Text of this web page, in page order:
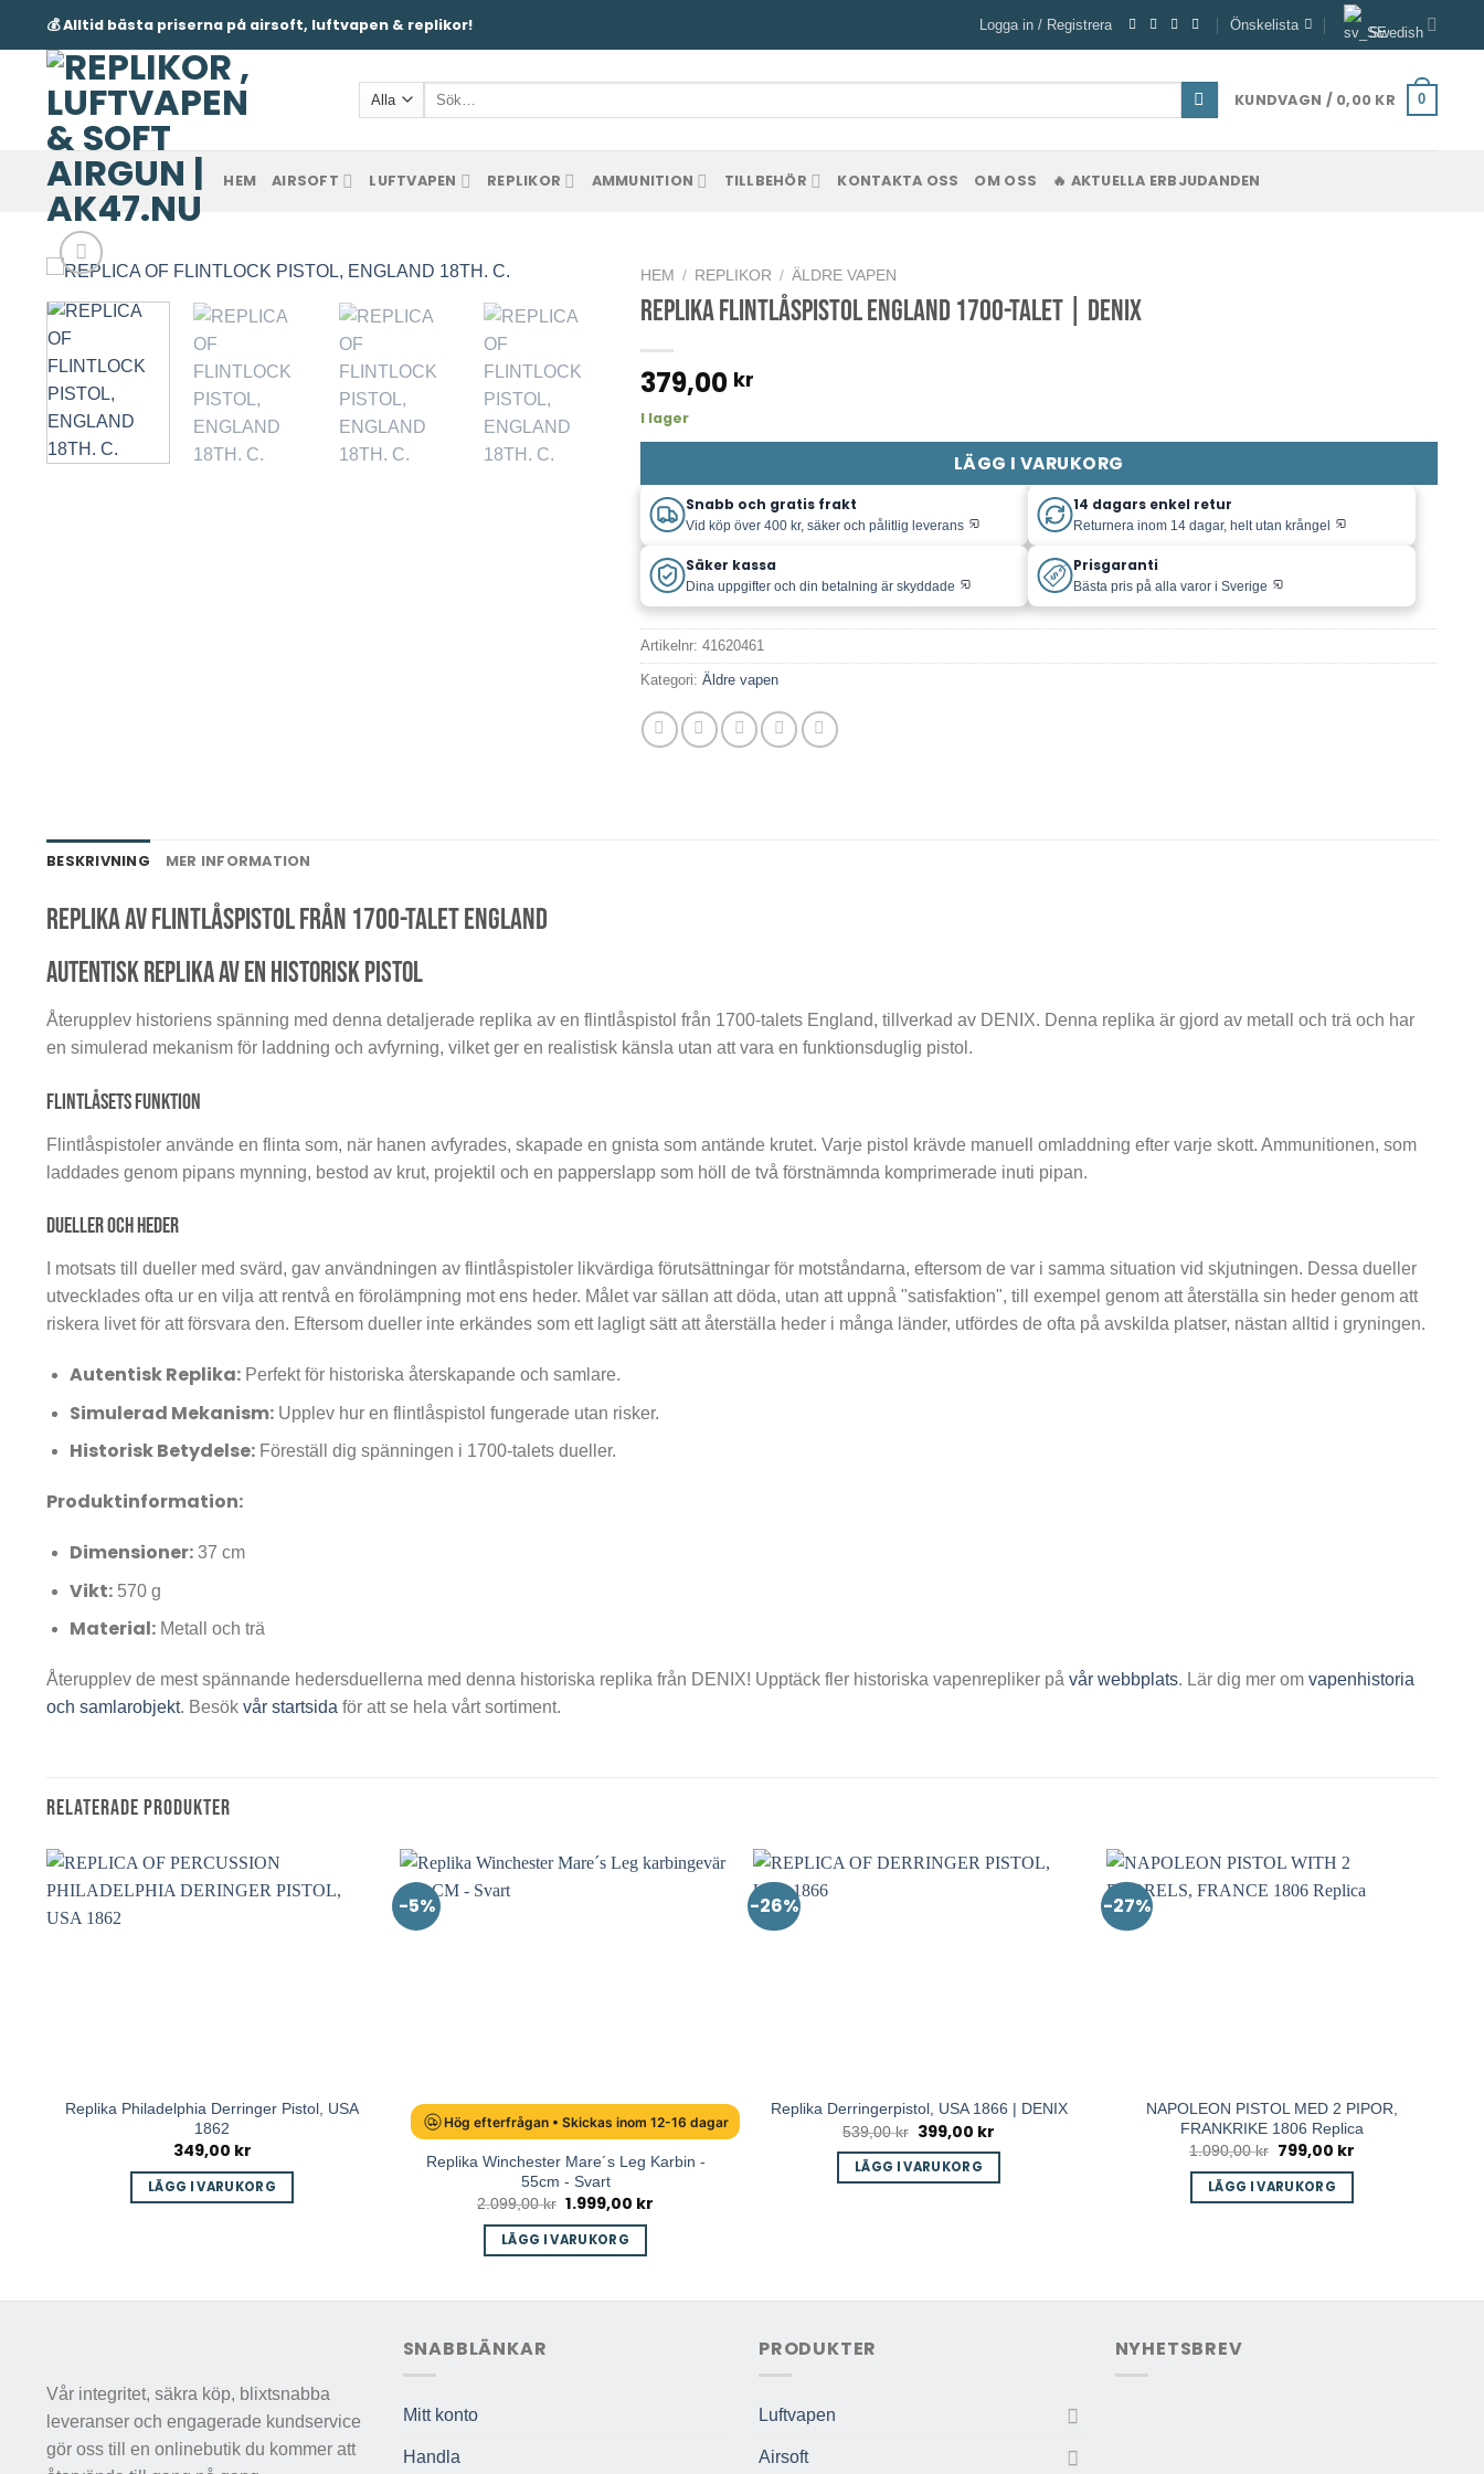
content
💰 Alltid bästa priserna på airsoft, luftvapen & replikor! Logga in / Registrera Önskelista Swedish
Sök
KUNDVAGN / 0,00 KR 0
HEM AIRSOFT LUFTVAPEN REPLIKOR AMMUNITION TILLBEHÖR KONTAKTA OSS OM OSS 🔥 AKTUELLA ERBJUDANDEN
HEM / REPLIKOR / ÄLDRE VAPEN
Replika Flintlåspistol England 1700-talet | DENIX
379,00 kr
I lager
LÄGG I VARUKORG
Snabb och gratis frakt
Vid köp över 400 kr, säker och pålitlig leverans
14 dagars enkel retur
Returnera inom 14 dagar, helt utan krångel
Säker kassa
Dina uppgifter och din betalning är skyddade
Prisgaranti
Bästa pris på alla varor i Sverige
Artikelnr: 41620461
Kategori: Äldre vapen
BESKRIVNING MER INFORMATION
Replika av Flintlåspistol från 1700-talet England
Autentisk replika av en historisk pistol
Återupplev historiens spänning med denna detaljerade replika av en flintlåspistol från 1700-talets England, tillverkad av DENIX. Denna replika är gjord av metall och trä och har
en simulerad mekanism för laddning och avfyrning, vilket ger en realistisk känsla utan att vara en funktionsduglig pistol.
Flintlåsets funktion
Flintlåspistoler använde en flinta som, när hanen avfyrades, skapade en gnista som antände krutet. Varje pistol krävde manuell omladdning efter varje skott. Ammunitionen, som
laddades genom pipans mynning, bestod av krut, projektil och en papperslapp som höll de två förstnämnda komprimerade inuti pipan.
Dueller och heder
I motsats till dueller med svärd, gav användningen av flintlåspistoler likvärdiga förutsättningar för motståndarna, eftersom de var i samma situation vid skjutningen. Dessa dueller
utvecklades ofta ur en vilja att rentvå en förolämpning mot ens heder. Målet var sällan att döda, utan att uppnå "satisfaktion", till exempel genom att återställa sin heder genom att
riskera livet för att försvara den. Eftersom dueller inte erkändes som ett lagligt sätt att återställa heder i många länder, utfördes de ofta på avskilda platser, nästan alltid i gryningen.
Autentisk Replika:Perfekt för historiska återskapande och samlare.
Simulerad Mekanism:Upplev hur en flintlåspistol fungerade utan risker.
Historisk Betydelse:Föreställ dig spänningen i 1700-talets dueller.
Produktinformation:
Dimensioner:37 cm
Vikt:570 g
Material:Metall och trä
Återupplev de mest spännande hedersduellerna med denna historiska replika från DENIX! Upptäck fler historiska vapenrepliker på vår webbplats. Lär dig mer om vapenhistoria
och samlarobjekt. Besök vår startsida för att se hela vårt sortiment.
RELATERADE PRODUKTER
Replika Philadelphia Derringer Pistol, USA
1862
349,00 kr
LÄGG I VARUKORG
-5%
Hög efterfrågan • Skickas inom 12-16 dagar
Replika Winchester Mare´s Leg Karbin -
55cm - Svart
2.099,00kr Det
priset
var:
1.999,00 kr
LÄGG I VARUKORG
-26%
Replika Derringerpistol, USA 1866 | DENIX
539,00kr Det
priset
var:
399,00 kr
LÄGG I VARUKORG
-27%
NAPOLEON PISTOL MED 2 PIPOR,
FRANKRIKE 1806 Replica
1.090,00kr Det
priset
var:
799,00 kr
LÄGG I VARUKORG
Vår integritet, säkra köp, blixtsnabba
leveranser och engagerade kundservice
gör oss till en onlinebutik du kommer att
SNABBLÄNKAR
Mitt konto
Handla
PRODUKTER
Luftvapen
Airsoft
NYHETSBREV